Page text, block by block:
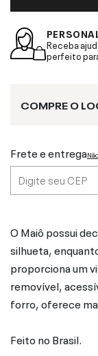
Receba
perfeito
COMPRE O
Frete e entrega
O Maiô possui
silhueta,
proporciona um
removível,
forro, oferece
Feito no Brasil.